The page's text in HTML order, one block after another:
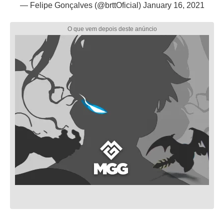
— Felipe Gonçalves (@brttOficial) January 16, 2021